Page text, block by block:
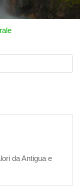
da Antigua e